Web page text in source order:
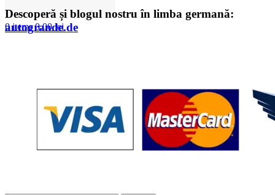
0items 0,00lei
Descoperă și blogul nostru în limba germană:
autogrande.de